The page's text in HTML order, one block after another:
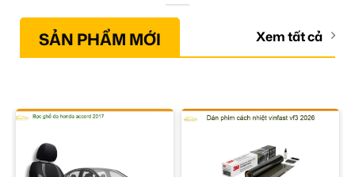
SẢN PHẨM MỚI Xem tất cả